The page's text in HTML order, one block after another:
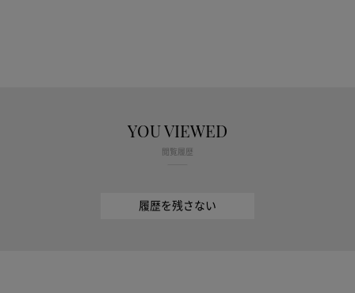
YOU VIEWED
閲覧履歴
履歴を残さない